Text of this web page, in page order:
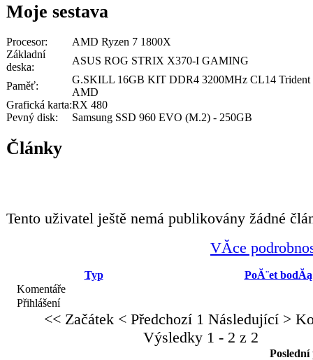
Moje sestava
Procesor:
AMD Ryzen 7 1800X
Základní
deska:
ASUS ROG STRIX X370-I GAMING
Paměť:
G.SKILL 16GB KIT DDR4 3200MHz CL14
AMD
Grafická karta:RX 480
Pevný disk:
Samsung SSD 960 EVO (M.2) - 250GB
Články
Tento uživatel ještě nemá publikovány žádné
VĂ­ce
Typ
PoĂ¨et bodĂą
Komentáře
Přihlášení
<< Začátek < Předchozí 1 Následující >
Výsledky 1 - 2 z 2